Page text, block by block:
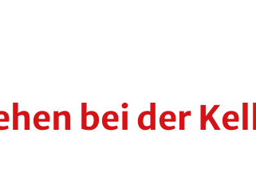
bei der